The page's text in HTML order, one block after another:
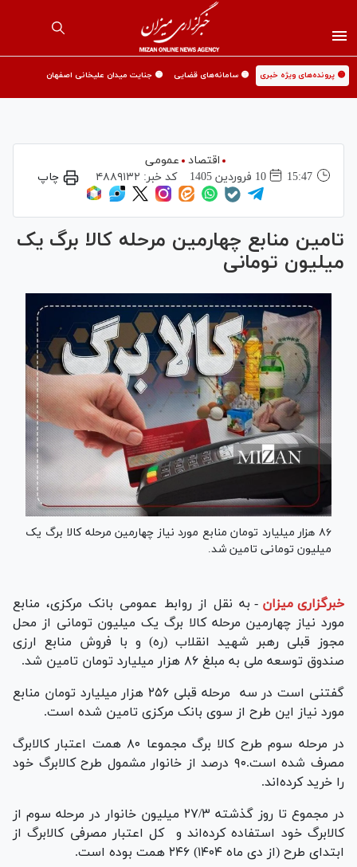
🟡 پرونده‌های ویژه خبری 🟡 سامانه‌های قضایی 🟡 جنایت میدان علیخانی اصفهان
اقتصاد
عمومی
15:47
10 فروردين 1405 کد خبر: ۴۸۸۹۱۳۲ چاپ
تامین منابع چهارمین مرحله کالا برگ یک
میلیون تومانی
۸۶ هزار میلیارد تومان منابع مورد نیاز چهارمین مرحله کالا برگ یک
میلیون تومانی تامین شد.
خبرگزاری میزان - به نقل از روابط عمومی بانک مرکزی، منابع
مورد نیاز چهارمین مرحله کالا برگ یک میلیون تومانی از محل
مجوز قبلی رهبر شهید انقلاب (ره) و با فروش منابع ارزى
صندوق توسعه ملى به مبلغ ۸۶ هزار میلیارد تومان تامین شد.
گفتنی است در سه مرحله قبلی ۲۵۶ هزار میلیارد تومان منابع
مورد نیاز این طرح از سوی بانک مرکزی تامین شده است.
در مرحله سوم طرح کالا برگ مجموعا ۸۰ همت اعتبار کالابرگ
مصرف شده است.۹۰ درصد از خانوار مشمول طرح کالابرگ خود
را خرید کرده‌اند.
در مجموع تا روز گذشته ۲۷/۳ میلیون خانوار در مرحله سوم از
کالابرگ خود استفاده کرده‌اند و کل اعتبار مصرفی کالابرگ از
ابتدای طرح (از دی ماه ۱۴۰۴) ۲۴۶ همت بوده است.